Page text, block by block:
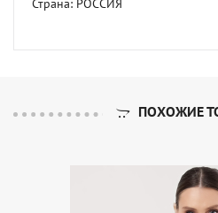
Страна: РОССИЯ
ПОХОЖИЕ